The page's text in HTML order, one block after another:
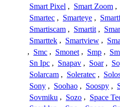
Smart Pixel , Smart Zoom ,
Smartec , Smarteye ,
Smartiscam , Smartit ,
Smarttek , Smartview ,
, Smc , Smonet , Smp ,
Sn Ipc , Snapav , Soar ,
Solarcam , Soleratec ,
Sony , Soohao , Soospy ,
Sovmiku , Sozo , Space